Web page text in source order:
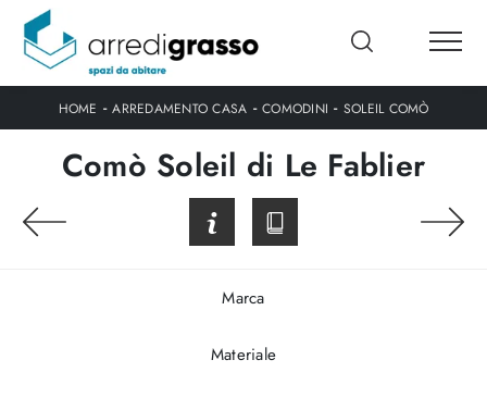
HOME -ARREDAMENTO CASA - COMODINI - SOLEIL COMÒ
Comò Soleil di Le Fablier
Marca
Materiale